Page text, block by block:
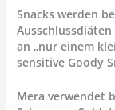
Snacks werden
an „nur einem
sensitive Goody
Mera verwendet